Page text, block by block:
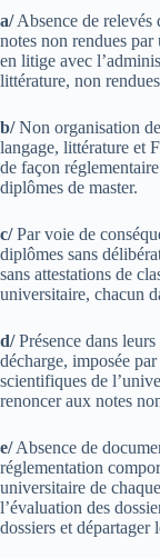
a/Absence de relevés
notes non rendues par
en litige avec
littérature, non
b/Non organisation
langage, littérature et
de façon
diplômes de master.
c/Par voie de
diplômes sans
sans attestations de
universitaire, chacun
d/Présence dans
décharge, imposée
scientifiques de
renoncer aux notes
e/Absence de
réglementation
universitaire de
l’évaluation des
dossiers et départager